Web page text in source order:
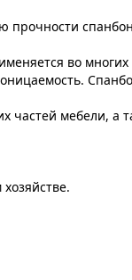
во многих
частей мебели,